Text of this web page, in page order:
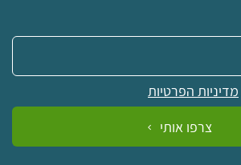
מדיניות הפרטיות
צרפו אותי